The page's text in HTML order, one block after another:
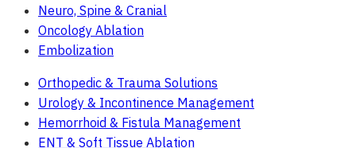
Neuro, Spine & Cranial
Oncology Ablation
Embolization
Orthopedic & Trauma Solutions
Urology & Incontinence Management
Hemorrhoid & Fistula Management
ENT & Soft Tissue Ablation